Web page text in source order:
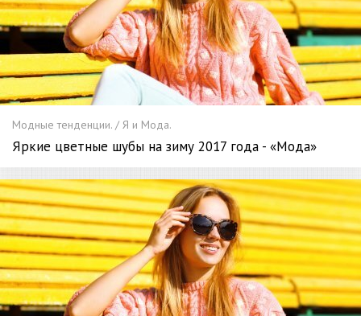
Модные тенденции. / Я и Мода.
Яркие цветные шубы на зиму 2017 года - «Мода»